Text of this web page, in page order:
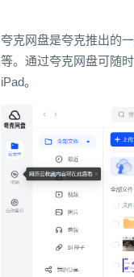
夸克网盘是夸克推出的
等。通过夸克网盘可随
iPad。